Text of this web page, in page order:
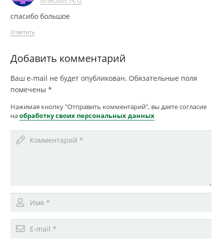
спасибо большое
Ответить
Добавить комментарий
Ваш e-mail не будет опубликован. Обязательные поля
помечены *
Нажимая кнопку "Отправить комментарий", вы даете согласие
наобработку своих персональных данных